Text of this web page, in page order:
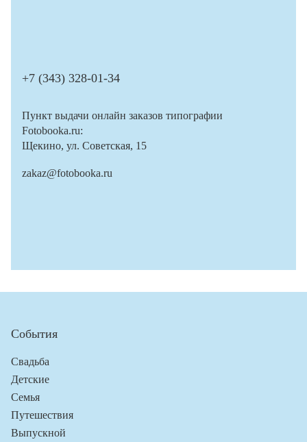
+7 (343) 328-01-34
Пункт выдачи онлайн заказов типографии
Fotobooka.ru:
Щекино, ул. Советская, 15
zakaz@fotobooka.ru
События
Свадьба
Детские
Семья
Путешествия
Выпускной